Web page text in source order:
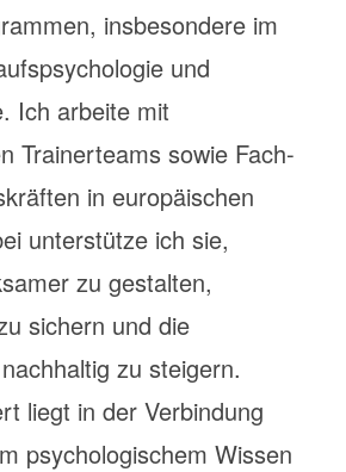
insbesondere im
und
Ich arbeite mit
Trainerteams sowie Fach-
in europäischen
unterstütze ich sie,
zu gestalten,
sichern und die
zu steigern.
liegt in der Verbindung
psychologischem Wissen